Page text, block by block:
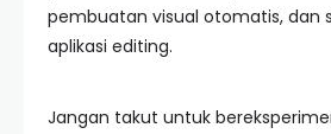
pembuatan visual otomatis, dan
aplikasi editing.
Jangan takut untuk